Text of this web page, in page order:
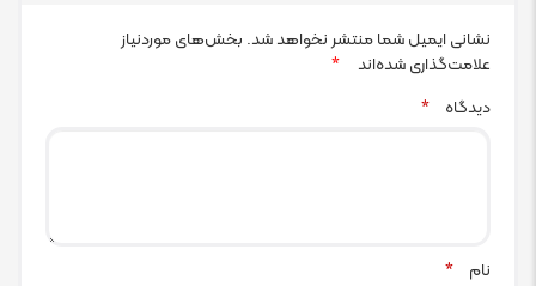
نشانی ایمیل شما منتشر نخواهد شد. بخش‌های موردنیاز
علامت‌گذاری شده‌اند
*
دیدگاه
*
نام *